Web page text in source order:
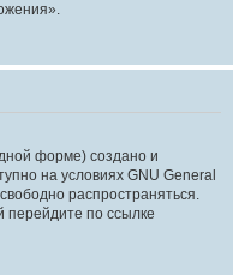
форме) создано и
на условиях GNU General
распространяться.
перейдите по ссылке